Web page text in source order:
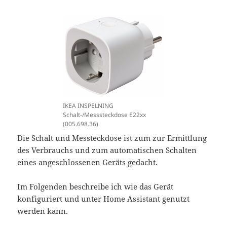
IKEA INSPELNING
Schalt-/Messsteckdose E22xx
(005.698.36)
Die Schalt und Messteckdose ist zum zur Ermittlung
des Verbrauchs und zum automatischen Schalten
eines angeschlossenen Geräts gedacht.
Im Folgenden beschreibe ich wie das Gerät
konfiguriert und unter Home Assistant genutzt
werden kann.